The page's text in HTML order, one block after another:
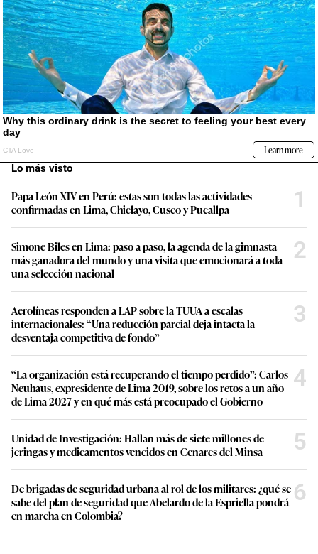
Lo más visto
Papa León XIV en Perú: estas son todas las actividades
confirmadas en Lima, Chiclayo, Cusco y Pucallpa
1
Simone Biles en Lima: paso a paso, la agenda de la gimnasta
más ganadora del mundo y una visita que emocionará a toda
una selección nacional
2
Aerolíneas responden a LAP sobre la TUUA a escalas
internacionales: “Una reducción parcial deja intacta la
desventaja competitiva de fondo”
3
“La organización está recuperando el tiempo perdido”: Carlos
Neuhaus, expresidente de Lima 2019, sobre los retos a un año
de Lima 2027 y en qué más está preocupado el Gobierno
4
Unidad de Investigación: Hallan más de siete millones de
jeringas y medicamentos vencidos en Cenares del Minsa
5
De brigadas de seguridad urbana al rol de los militares: ¿qué se
sabe del plan de seguridad que Abelardo de la Espriella pondrá
en marcha en Colombia?
6